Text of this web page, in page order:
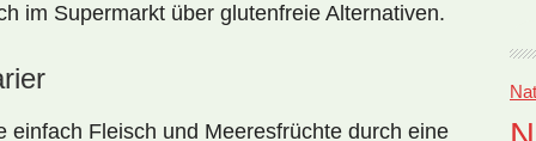
im Supermarkt über glutenfreie Alternativen.
einfach Fleisch und Meeresfrüchte durch eine